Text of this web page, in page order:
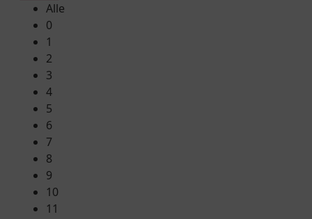
Alle
0
1
2
3
4
5
6
7
8
9
10
11